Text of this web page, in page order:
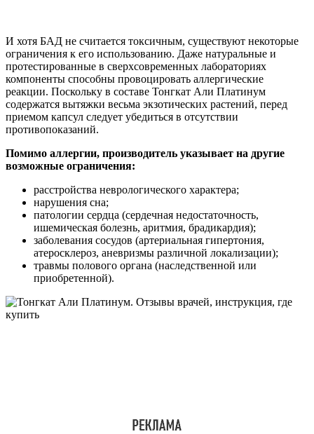
И хотя БАД не считается токсичным, существуют некоторые
ограничения к его использованию. Даже натуральные и
протестированные в сверхсовременных лабораториях
компоненты способны провоцировать аллергические
реакции. Поскольку в составе Тонгкат Али Платинум
содержатся вытяжки весьма экзотических растений, перед
приемом капсул следует убедиться в отсутствии
противопоказаний.
Помимо аллергии, производитель указывает на другие
возможные ограничения:
расстройства неврологического характера;
нарушения сна;
патологии сердца (сердечная недостаточность,
ишемическая болезнь, аритмия, брадикардия);
заболевания сосудов (артериальная гипертония,
атеросклероз, аневризмы различной локализации);
травмы полового органа (наследственной или
приобретенной).